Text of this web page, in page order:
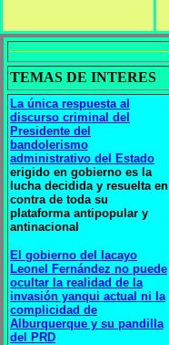
TEMAS DE INTERES
La única respuesta al
discurso criminal del
Presidente del
bandolerismo
administrativo del Estado
erigido en gobierno es la
lucha decidida y resuelta en
contra de toda su
plataforma antipopular y
antinacional
El gobierno del lacayo
Leonel Fernández no puede
ocultar la realidad de la
invasión yanqui actual ni la
complicidad de
Alburquerque y su pandilla
del PRD